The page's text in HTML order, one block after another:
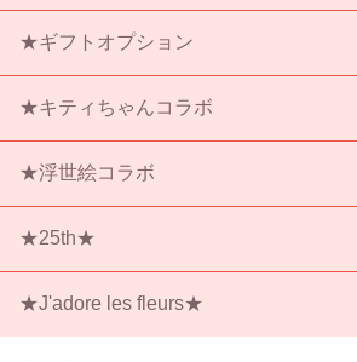
★ギフトオプション
★キティちゃんコラボ
★浮世絵コラボ
★25th★
★J'adore les fleurs★